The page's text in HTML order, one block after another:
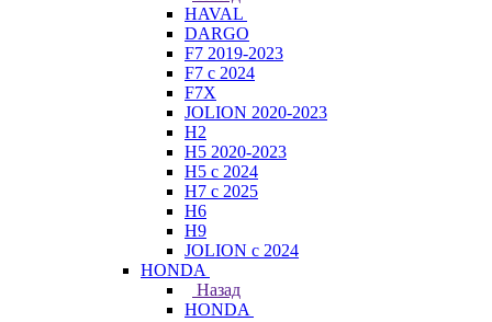
HAVAL
DARGO
F7 2019-2023
F7 с 2024
F7X
JOLION 2020-2023
H2
H5 2020-2023
H5 с 2024
H7 с 2025
H6
H9
JOLION с 2024
HONDA
Назад
HONDA